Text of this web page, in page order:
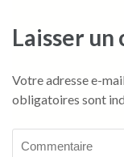
Laisser
Votre adresse e-
obligatoires sont